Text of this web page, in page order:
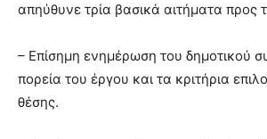
απηύθυνε τρία βασικά αιτήματα προς
– Επίσημη ενημέρωση του δημοτικού
πορεία του έργου και τα κριτήρια
θέσης.